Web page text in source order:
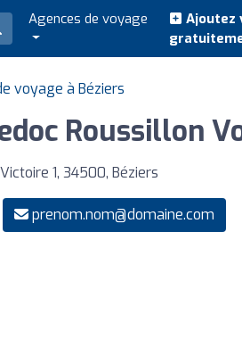
Agences de voyage
Ajoutez
voyage à Béziers
Roussillon
1, 34500, Béziers
prenom.nom@domaine.com